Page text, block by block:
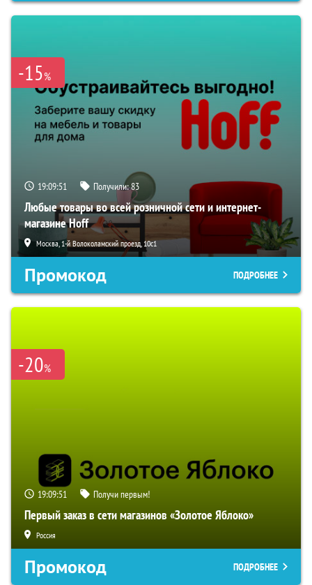
-15%
19:09:50 Получили:83
Любые товары во всей розничной сети и интернет-
магазине Hoff
Москва, 1-й Волоколамский проезд, 10с1
Промокод ПОДРОБНЕЕ
-20%
19:09:50 Получи первым!
Первый заказ в сети магазинов «Золотое Яблоко»
Россия
Промокод ПОДРОБНЕЕ